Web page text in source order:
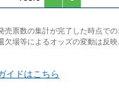
売票数の集計が完了した時点での
欠場等によるオッズの変動は反映
イドはこちら